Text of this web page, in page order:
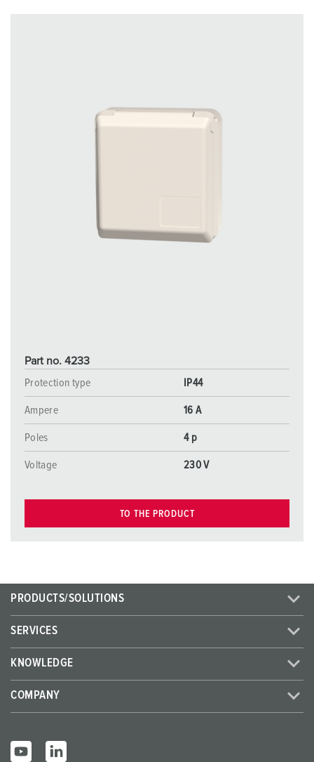
Part no. 4233
Protection type
IP44
Ampere 16 A
Poles 4 p
Voltage 230 V
TO THE PRODUCT
PRODUCTS/SOLUTIONS
SERVICES
KNOWLEDGE
COMPANY